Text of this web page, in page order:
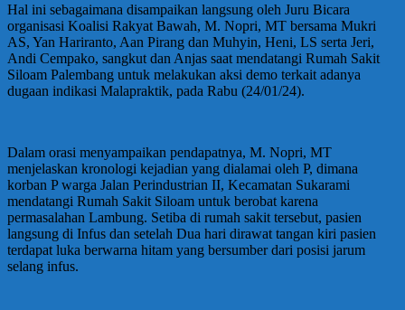
Hal ini sebagaimana disampaikan langsung oleh Juru Bicara
organisasi Koalisi Rakyat Bawah, M. Nopri, MT bersama Mukri
AS, Yan Hariranto, Aan Pirang dan Muhyin, Heni, LS serta Jeri,
Andi Cempako, sangkut dan Anjas saat mendatangi Rumah Sakit
Siloam Palembang untuk melakukan aksi demo terkait adanya
dugaan indikasi Malapraktik, pada Rabu (24/01/24).
Dalam orasi menyampaikan pendapatnya, M. Nopri, MT
menjelaskan kronologi kejadian yang dialamai oleh P, dimana
korban P warga Jalan Perindustrian II, Kecamatan Sukarami
mendatangi Rumah Sakit Siloam untuk berobat karena
permasalahan Lambung. Setiba di rumah sakit tersebut, pasien
langsung di Infus dan setelah Dua hari dirawat tangan kiri pasien
terdapat luka berwarna hitam yang bersumber dari posisi jarum
selang infus.